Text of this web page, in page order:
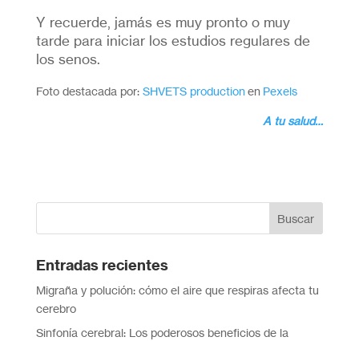
Y recuerde, jamás es muy pronto o muy
tarde para iniciar los estudios regulares de
los senos.
Foto destacada por: SHVETS productionen Pexels
A tu salud…
Entradas recientes
Migraña y polución: cómo el aire que respiras afecta tu
cerebro
Sinfonía cerebral: Los poderosos beneficios de la